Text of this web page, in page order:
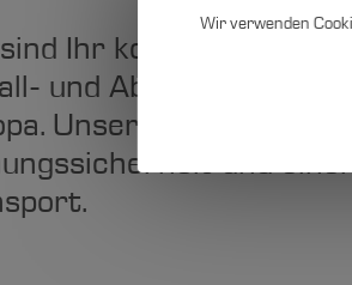
Ihr kompetenter
und Abfalltransporte
Unseren Kunden
und
Wir verwenden